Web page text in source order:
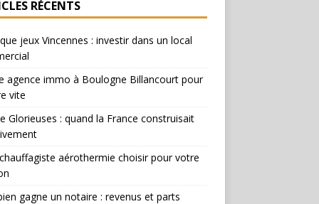
RÉCENTS
jeux Vincennes : investir dans un local
agence immo à Boulogne Billancourt pour
vite
Glorieuses : quand la France construisait
aérothermie choisir pour votre
gagne un notaire : revenus et parts